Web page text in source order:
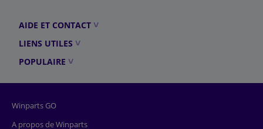
AIDE ET CONTACT
LIENS UTILES
POPULAIRE
Winparts GO
A propos de Winparts